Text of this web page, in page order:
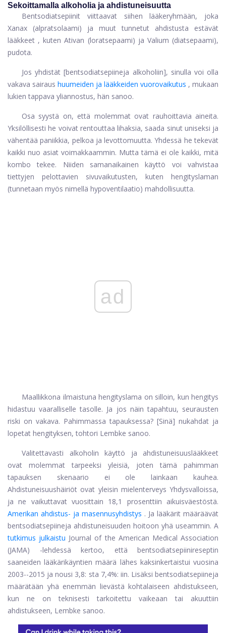
Sekoittamalla alkoholia ja ahdistuneisuutta
Bentsodiatsepiinit viittaavat siihen lääkeryhmään, joka
Xanax
(alpratsolaami) ja muut tunnetut
ahdistusta estävät
lääkkeet , kuten Ativan (loratsepaami) ja Valium (diatsepaami),
pudota.
Jos yhdistät [bentsodiatsepiineja alkoholiin], sinulla voi olla
vakava sairaus huumeiden ja lääkkeiden vuorovaikutus , mukaan
lukien tappava yliannostus, hän sanoo.
Osa syystä on, että molemmat ovat rauhoittavia aineita.
Yksilöllisesti he voivat rentouttaa lihaksia, saada sinut uniseksi ja
vähentää paniikkia, pelkoa ja levottomuutta. Yhdessä he tekevät
kaikki nuo asiat voimakkaammin. Mutta tämä ei ole kaikki, mitä
kombo tekee. Niiden samanaikainen käyttö voi vahvistaa
tiettyjen pelottavien sivuvaikutusten, kuten hengityslaman
(tunnetaan myös nimellä hypoventilaatio) mahdollisuutta.
ad
Maallikkona ilmaistuna hengityslama on silloin, kun hengitys
hidastuu vaaralliselle tasolle. Ja jos näin tapahtuu, seurausten
riski on vakava. Pahimmassa tapauksessa? [Sinä] nukahdat ja
lopetat hengityksen, tohtori Lembke sanoo.
Valitettavasti alkoholin käyttö ja ahdistuneisuuslääkkeet
ovat molemmat tarpeeksi yleisiä, joten tämä pahimman
tapauksen skenaario ei ole lainkaan kauhea.
Ahdistuneisuushäiriöt ovat yleisin mielenterveys Yhdysvalloissa,
ja ne vaikuttavat vuosittain 18,1 prosenttiin aikuisväestöstä.
Amerikan ahdistus- ja masennusyhdistys . Ja lääkärit määräävät
bentsodiatsepiineja ahdistuneisuuden hoitoon yhä useammin. A
tutkimus julkaistu Journal of the American Medical Association
(JAMA) -lehdessä kertoo, että bentsodiatsepiinireseptin
saaneiden lääkärikäyntien määrä lähes kaksinkertaistui vuosina
2003--2015 ja nousi 3,8: sta 7,4%: iin. Lisäksi bentsodiatsepiineja
määrätään yhä enemmän lievästä kohtalaiseen ahdistukseen,
kun ne on teknisesti tarkoitettu vaikeaan tai akuuttiin
ahdistukseen, Lembke sanoo.